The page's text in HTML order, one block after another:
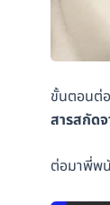
ขั้นตอนต่อ
สารสกัดจ
ต่อมาพี่พ